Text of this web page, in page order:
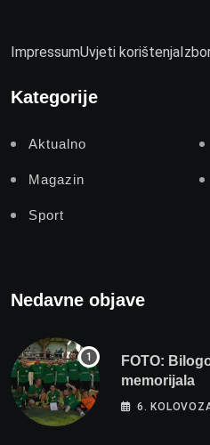
ImpressumUvjeti korištenja
Kategorije
Aktualno
Magazin
Sport
Nedavne objave
FOTO:
memorijala
6.